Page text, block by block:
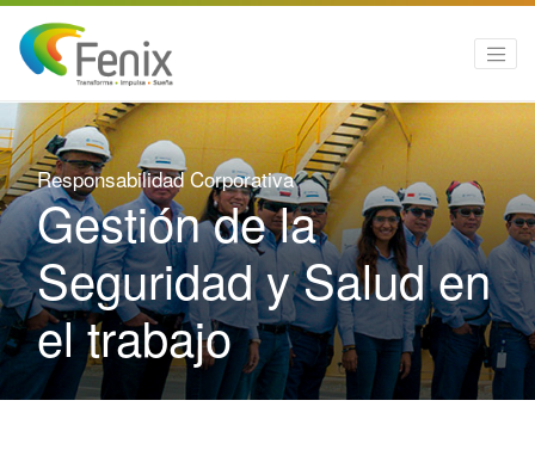
Responsabilidad Corporativa
Gestión de la
Seguridad y Salud en
el trabajo